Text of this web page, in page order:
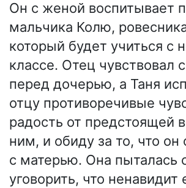
Он с женой воспитывает
мальчика Колю,
который будет учиться с
классе. Отец чувствовал
перед дочерью, а Таня
отцу противоречивые
радость от предстоящей
ним, и обиду за то, что он
с матерью. Она пыталась
уговорить, что ненавидит